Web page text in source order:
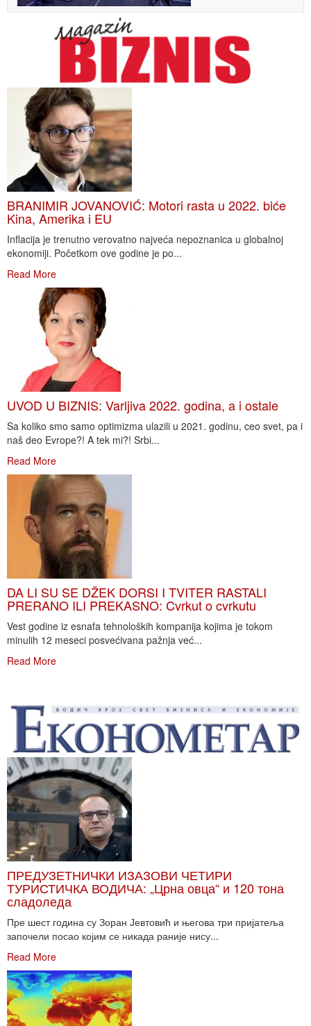
BRANIMIR JOVANOVIĆ: Motori rasta u 2022. biće
Kina, Amerika i EU
Inflacija je trenutno verovatno najveća nepoznanica u globalnoj
ekonomiji. Početkom ove godine je po...
Read More
UVOD U BIZNIS: Varljiva 2022. godina, a i ostale
Sa koliko smo samo optimizma ulazili u 2021. godinu, ceo svet, pa i
naš deo Evrope?! A tek mi?! Srbi...
Read More
DA LI SU SE DŽEK DORSI I TVITER RASTALI
PRERANO ILI PREKASNO: Cvrkut o cvrkutu
Vest godine iz esnafa tehnoloških kompanija kojima je tokom
minulih 12 meseci posvećivana pažnja već...
Read More
ПРЕДУЗЕТНИЧКИ ИЗАЗОВИ ЧЕТИРИ
ТУРИСТИЧКА ВОДИЧА: „Црна овца“ и 120 тона
сладоледа
Пре шест година су Зоран Јевтовић и његова три пријатеља
започели посао којим се никада раније нису...
Read More